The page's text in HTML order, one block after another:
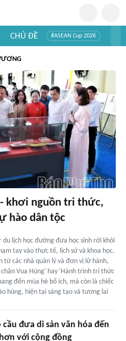
CHỦ ĐỀ #ASEAN Cup 2026
khơi nguồn tri thức,
hào dân tộc
du lịch học đường đưa học sinh rời khỏi
tay vào thực tế, lịch sử và khoa học.
từ các nhà quản lý và đơn vị lữ hành,
Vua Hùng' hay 'Hành trình tri thức
đến mùa hè bổ ích, mà còn là chiếc
hùng, hiện tại sáng tạo và tương lai
cầu đưa di sản văn hóa đến
với cộng đồng